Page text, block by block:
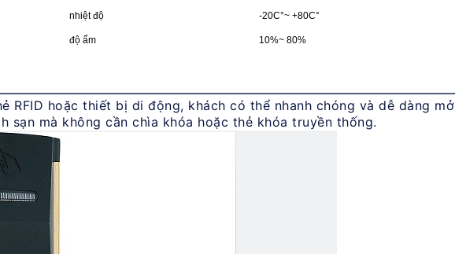
nhiệt độ -20C°~ +80C°
độ ẩm 1 0%~ 80%
RFID hoặc thiết bị di động, khách có thể nhanh chóng và dễ dàng mở
sạn mà không cần chìa khóa hoặc thẻ khóa truyền thống.